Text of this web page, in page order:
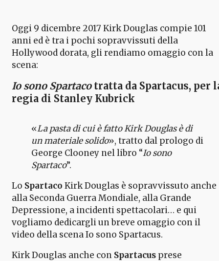
Oggi 9 dicembre 2017 Kirk Douglas compie 101
anni ed è tra i pochi sopravvissuti della
Hollywood dorata, gli rendiamo omaggio con la
scena:
Io sono Spartacotratta da Spartacus, per
regia di Stanley Kubrick
«La pasta di cui è fatto Kirk Douglas è di
un materiale solido», tratto dal prologo di
George Clooney nel libro “Io sono
Spartaco”.
Lo Spartaco Kirk Douglas è sopravvissuto anche
alla Seconda Guerra Mondiale, alla Grande
Depressione, a incidenti spettacolari… e qui
vogliamo dedicargli un breve omaggio con il
video della scena Io sono Spartacus.
Kirk Douglas anche con Spartacus prese